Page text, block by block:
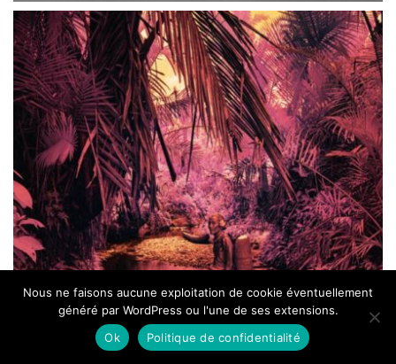
Nous ne faisons aucune exploitation de cookie éventuellement
généré par WordPress ou l'une de ses extensions.
Ok
Politique de confidentialité